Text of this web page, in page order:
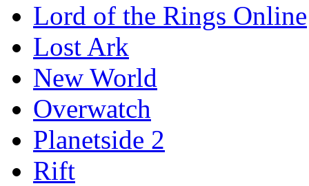
Lord of the Rings Online
Lost Ark
New World
Overwatch
Planetside 2
Rift